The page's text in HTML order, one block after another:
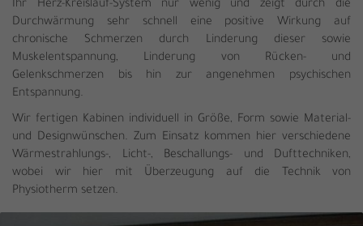
Ihr Herz-Kreislauf-System nur wenig und zeigt durch die
Durchwärmung sehr schnell eine positive Wirkung auf
chronische Schmerzen durch Linderung dieser sowie
Muskelentspannung, Linderung von Rücken- und
Gelenkschmerzen bis hin zur angenehmen psychischen
Entspannung.
Wir fertigen Kabinen individuell in Größe, Form sowie Material-
und Designwünschen. Zum Einsatz kommen hier verschiedene
Wärmestrahlungs-, Licht-, Beschallungs- und Dufttechniken,
wobei wir hier mit Überzeugung auf die Technik von
Physiotherm setzen.